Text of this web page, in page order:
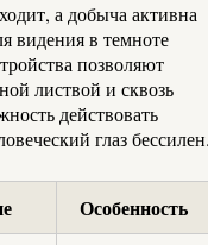
а добыча активна
видения в темноте
позволяют
листвой и сквозь
действовать
глаз
Особенность